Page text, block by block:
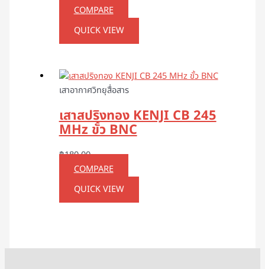
COMPARE
QUICK VIEW
เสาอากาศวิทยุสื่อสาร
เสาสปริงทอง KENJI CB 245
MHz ขั้ว BNC
฿180.00
COMPARE
QUICK VIEW